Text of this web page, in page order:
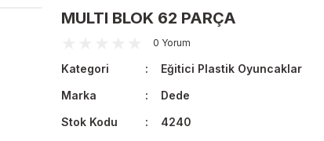
MULTI BLOK 62 PARÇA
0 Yorum
Kategori
Eğitici Plastik Oyuncaklar
Marka
Dede
Stok Kodu
4240